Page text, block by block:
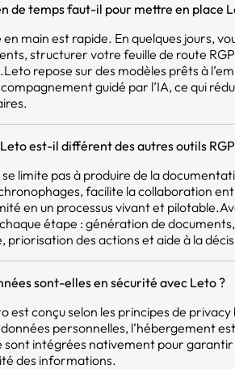
de temps faut-il pour mettre en place
en main est rapide. En quelques jours,
structurer votre feuille de route
repose sur des modèles prêts à
guidé par l’IA, ce qui
est-il différent des autres outils
limite pas à produire de la
facilite la collaboration
en un processus vivant et
étape : génération de
priorisation des actions et aide à la
sont-elles en sécurité avec Leto ?
est conçu selon les principes de
personnelles, l’hébergement
sont intégrées nativement pour
des informations.